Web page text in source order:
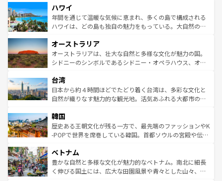
ば市内交通費無料で観光を楽しむこともできる。 なお、新
着のスイス情報はコンテンツ一覧 を参照してほしい。
のような巨大都市は、観光、ショッピング、エンターテイ
ンメントが詰まった刺激的なスポットだ。一方、アメリカ
西部には大自然が広がり、グランドキャニオンやイエロー
部のニューオーリンズでは、音楽と美食が融合した独特の
文化が魅力。旅行者はアメリカの各地域で異なる魅力を楽
しみながら、その多様性と豊かな歴史を感じることができ
ならではの贅沢な旅のスタイルだ。 なお、新着のアメリカ
情報はコンテンツ一覧を参照してほしい。
ハワイ
年間を通じて温暖な気候に恵まれ、多くの島で構成される
ハワイは、どの島も独自の魅力をもっている。大自然の神
ワイ島は見逃せない。また、定番の観光地といえばオアフ
島だが、静かな自然を求めるならマウイ島やカウアイ島が
おすすめ。エメラルドグリーンに輝く海をはじめ、豊かな
れるおもてなしの心で訪れる人々を迎えてくれるハワイの
人々、おいしいローカルフードやハワイアンミュージッ
ク、伝統的なフラダンスなど、すべてがハワイの魅力を彩
ワイを、存分に味わってほしい。 なお、新着のハワイ情報
はコンテンツ一覧を参照してほしい。
オーストラリア
オーストラリアは、壮大な自然と多様な文化が魅力の国。
シドニーのシンボルであるシドニー・オペラハウス、オー
リアリーフや大陸中央部にそびえるウルル（エアーズロッ
ク）、タスマニアの美しい原生林やケアンズの熱帯雨林な
ど、見どころがたくさん。また、カフェやワイン、オージ
いる。アクティビティも充実しており、サーフィンやダイ
ビング、ハイキングなど、アウトドア好きにはたまらな
い。オーストラリアの多彩な魅力を存分に味わいつくそ
参照してほしい。
台湾
日本から約４時間ほどでたどり着く台湾は、多彩な文化と
自然が織りなす魅力的な観光地。活気あふれる大都市の台
ン）、静ひつな山岳地帯である台湾東部など、都市の喧騒
と山間の静けさが共存しており、訪れる人に新しい発見と
驚きをもたらしてくれる。また、奥深い台湾の食文化も魅
容にもいいと評判のスイーツなど、バラエティ豊かな料理
が味わえる。 なお、新着の台湾情報は コンテンツ一覧を参
照してほしい。
韓国
歴史ある王朝文化が残る一方で、最先端のファッションやK
-POPで世界を席巻している韓国。首都ソウルの宮殿や伝統
き、地方に足を延ばせば四季折々の自然美を楽しむことが
できる。そして、キムチや焼肉、絶品のストリートフード
まで、さまざまな韓国料理が待っている。夜には、韓国な
ベトナム
豊かな自然と多様な文化が魅力的なベトナム。南北に細長
く伸びる国土には、広大な田園風景や青々とした山々、世